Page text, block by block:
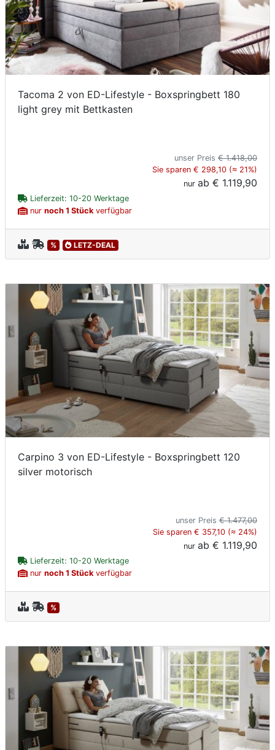
Tacoma 2 von ED-Lifestyle - Boxspringbett 180
light grey mit Bettkasten
unser Preis € 1.418,00
Sie sparen € 298,10 (≈ 21%)
nur ab € 1.119,90
Lieferzeit: 10-20 Werktage
nur noch 1 Stückverfügbar
% LETZ-DEAL
Carpino 3 von ED-Lifestyle - Boxspringbett 120
silver motorisch
unser Preis € 1.477,00
Sie sparen € 357,10 (≈ 24%)
nur ab € 1.119,90
Lieferzeit: 10-20 Werktage
nur noch 1 Stückverfügbar
%